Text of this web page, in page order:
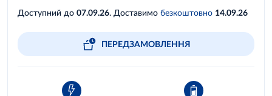
Доступний до 07.09.26. Доставимо безкоштовно 14.09.26
ПЕРЕДЗАМОВЛЕННЯ